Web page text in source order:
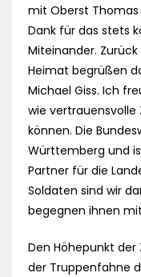
mit Oberst Thomas
Dank für das stets
Miteinander.
Heimat begrüßen
Michael Giss. Ich
wie
können. Die
Württemberg und
Partner für die
Soldaten sind wir
begegnen ihnen
Den Höhepunkt
der Truppenfahne